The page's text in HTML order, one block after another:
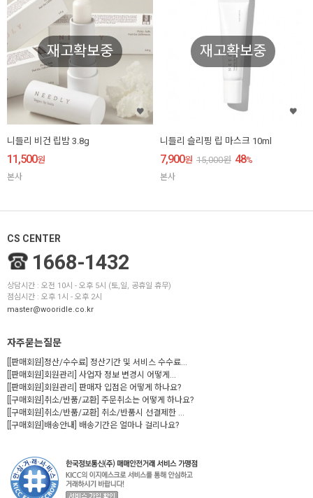
재고확보중
니들리 비건 립밤 3.8g
11,500원
본사
재고확보중
니들리 슬리핑 립 마스크 10ml
7,900원 15,000원 48%
본사
CS CENTER
1668-1432
상담시간 : 오전 10시 - 오후 5시 (토,일, 공휴일 휴무)
점심시간 : 오후 1시 - 오후 2시
master@wooridle.co.kr
자주묻는질문
[[판매회원]정산/수수료] 정산기간 및 서비스 수수료...
[[판매회원]회원관리] 사업자 정보 변경시 어떻게...
[[판매회원]회원관리] 판매자 입점은 어떻게 하나요?
[[구매회원]취소/반품/교환] 주문취소는 어떻게 하나요?
[[구매회원]취소/반품/교환] 취소/반품시 선결제한 ...
[[구매회원]배송안내] 배송기간은 얼마나 걸리나요?